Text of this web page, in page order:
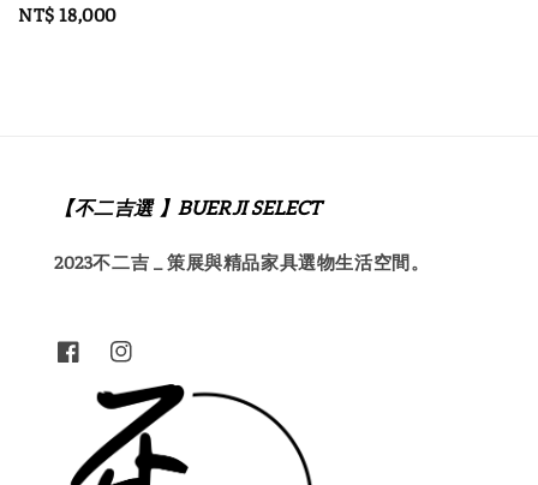
Regular
NT$ 18,000
【不二吉選 】BUERJI SELECT
2023不二吉 _ 策展與精品家具選物生活空間。